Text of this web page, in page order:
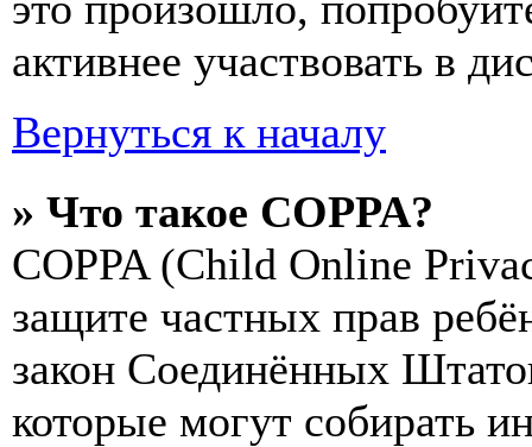
активнее участвовать в
Вернуться к началу
» Что такое COPPA?
COPPA (Child Online
защите частных прав
закон Соединённых
которые могут собирать